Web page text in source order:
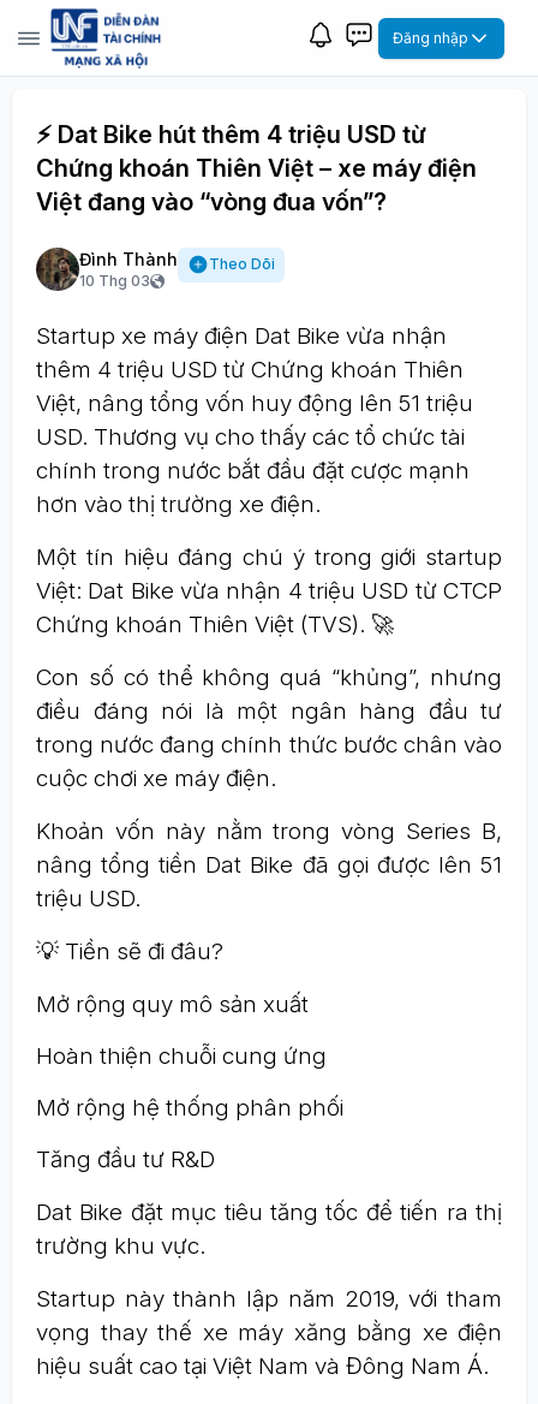
Đăng nhập
⚡ Dat Bike hút thêm 4 triệu USD từ
Chứng khoán Thiên Việt – xe máy điện
Việt đang vào “vòng đua vốn”?
Đình Thành
10 Thg 03
Theo Dõi
Startup xe máy điện Dat Bike vừa nhận
thêm 4 triệu USD từ Chứng khoán Thiên
Việt, nâng tổng vốn huy động lên 51 triệu
USD. Thương vụ cho thấy các tổ chức tài
chính trong nước bắt đầu đặt cược mạnh
hơn vào thị trường xe điện.
Một tín hiệu đáng chú ý trong giới startup
Việt: Dat Bike vừa nhận 4 triệu USD từ CTCP
Chứng khoán Thiên Việt (TVS). 🚀
Con số có thể không quá “khủng”, nhưng
điều đáng nói là một ngân hàng đầu tư
trong nước đang chính thức bước chân vào
cuộc chơi xe máy điện.
Khoản vốn này nằm trong vòng Series B,
nâng tổng tiền Dat Bike đã gọi được lên 51
triệu USD.
💡 Tiền sẽ đi đâu?
Mở rộng quy mô sản xuất
Hoàn thiện chuỗi cung ứng
Mở rộng hệ thống phân phối
Tăng đầu tư R&D
Dat Bike đặt mục tiêu tăng tốc để tiến ra thị
trường khu vực.
Startup này thành lập năm 2019, với tham
vọng thay thế xe máy xăng bằng xe điện
hiệu suất cao tại Việt Nam và Đông Nam Á.